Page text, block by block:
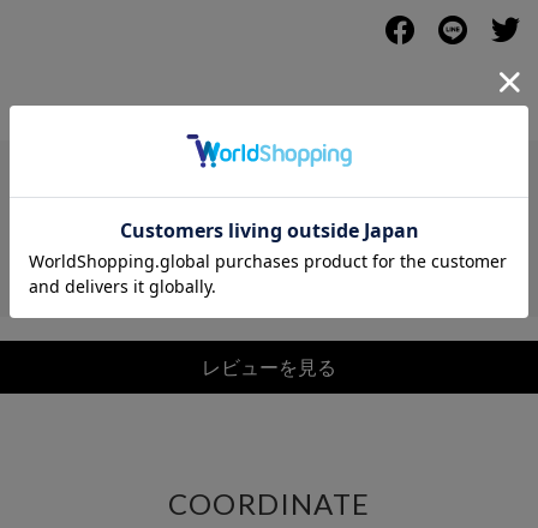
レビュー
レビューを見る
COORDINATE